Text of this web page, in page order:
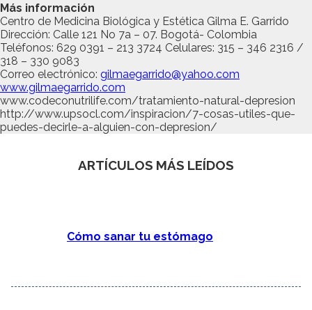
Más información
Centro de Medicina Biológica y Estética Gilma E. Garrido
Dirección: Calle 121 No 7a – 07. Bogotá- Colombia
Teléfonos: 629 0391 – 213 3724 Celulares: 315 – 346 2316 /
318 – 330 9083
Correo electrónico: gilmaegarrido@yahoo.com
www.gilmaegarrido.com
www.codeconutrilife.com/tratamiento-natural-depresion
http://www.upsocl.com/inspiracion/7-cosas-utiles-que-
puedes-decirle-a-alguien-con-depresion/
ARTÍCULOS MÁS LEÍDOS
Cómo sanar tu estómago